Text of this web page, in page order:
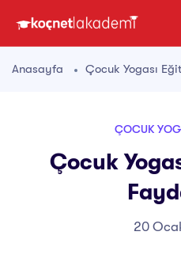
Anasayfa Çocuk Yogası
ÇOCUK
Çocuk
20